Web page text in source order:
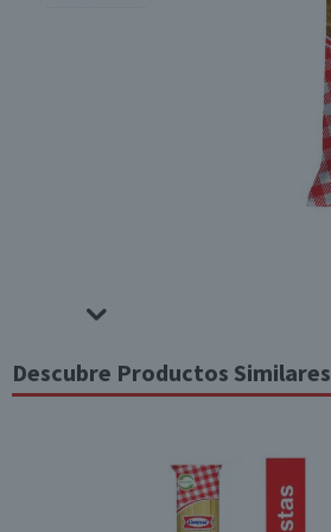
Descubre Productos Similares